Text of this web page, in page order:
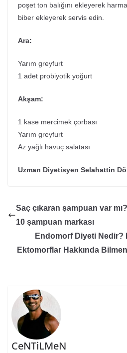
poşet ton balığını ekleyerek
biber ekleyerek servis edin.
Ara:
Yarım greyfurt
1 adet probiyotik yoğurt
Akşam:
1 kase mercimek çorbası
Yarım greyfurt
Az yağlı havuç salatası
Uzman Diyetisyen Selahattin
Saç çıkaran şampuan var
10 şampuan markası
Endomorf Diyeti Nedir?
Ektomorflar Hakkında
CeNTiLMeN